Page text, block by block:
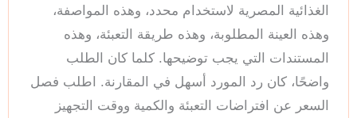
الغذائية المصرية لاستخدام محدد، وهذه المواصفة،
وهذه العينة المطلوبة، وهذه طريقة التعبئة، وهذه
المستندات التي يجب توضيحها. كلما كان الطلب
واضحًا، كان رد المورد أسهل في المقارنة. اطلب فصل
السعر عن افتراضات التعبئة والكمية ووقت التجهيز